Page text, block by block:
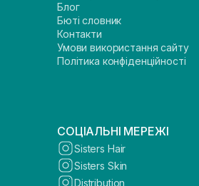
Блог
Бюті словник
Контакти
Умови використання сайту
Політика конфіденційності
СОЦІАЛЬНІ МЕРЕЖІ
Sisters Hair
Sisters Skin
Distribution